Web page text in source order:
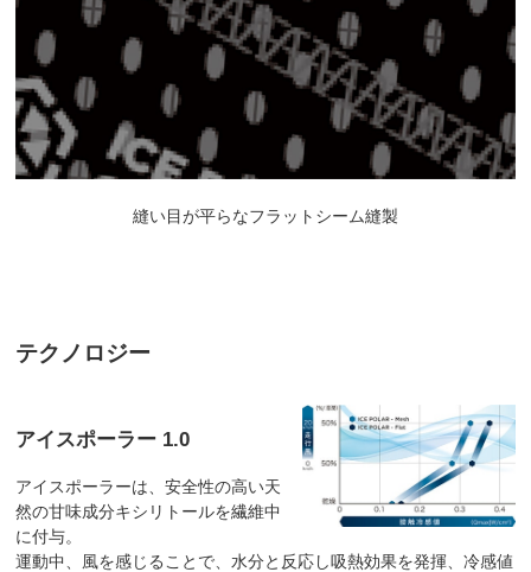
縫い目が平らなフラットシーム縫製
テクノロジー
アイスポーラー 1.0
アイスポーラーは、安全性の高い天
然の甘味成分キシリトールを繊維中
に付与。
運動中、風を感じることで、水分と反応し吸熱効果を発揮、冷感値